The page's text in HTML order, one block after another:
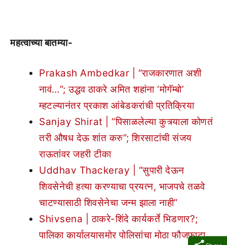
महत्वाच्या बातम्या-
Prakash Ambedkar | “राजकारणात अशी
नावं…”; उद्धव ठाकरे अमित शहांना ‘मोगॅम्बो’
म्हटल्यानंतर प्रकाश आंबेडकरांची प्रतिक्रिया
Sanjay Shirat | “पिसाळलेल्या कुत्र्याला कोणतं
तरी औषध देऊ शांत करु”; शिरसाटांची संजय
राऊतांवर जहरी टीका
Uddhav Thackeray | “सुपारी देऊन
शिवसेनेची हत्या करण्याचा प्रयत्न, भाजपचे तळवे
चाटण्यासाठी शिवसेनेचा जन्म झाला नाही”
Shivsena | ठाकरे-शिंदे कार्यकर्ते भिडणार?;
पालिका कार्यालयासमोर पोलिसांचा मोठा फौजफाटा